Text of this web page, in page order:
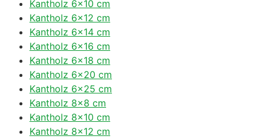
Kantholz 6×10 cm
Kantholz 6×12 cm
Kantholz 6×14 cm
Kantholz 6×16 cm
Kantholz 6×18 cm
Kantholz 6×20 cm
Kantholz 6×25 cm
Kantholz 8×8 cm
Kantholz 8×10 cm
Kantholz 8×12 cm